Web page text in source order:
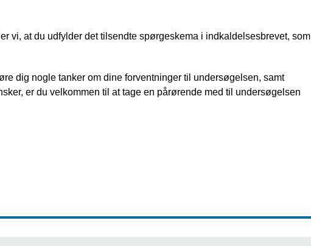
vi, at du udfylder det tilsendte spørgeskema i indkaldelsesbrevet, som
dig nogle tanker om dine forventninger til undersøgelsen, samt
er du velkommen til at tage en pårørende med til undersøgelsen